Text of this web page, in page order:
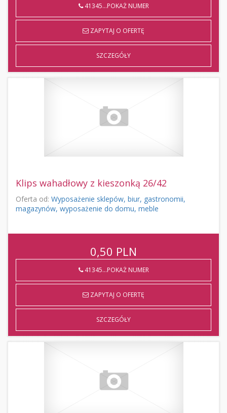
41345...POKAŻ NUMER
ZAPYTAJ O OFERTĘ
SZCZEGÓŁY
Klips wahadłowy z kieszonką 26/42
Oferta od: Wyposażenie sklepów, biur, gastronomii,
magazynów, wyposażenie do domu, meble
0,50 PLN
41345...POKAŻ NUMER
ZAPYTAJ O OFERTĘ
SZCZEGÓŁY